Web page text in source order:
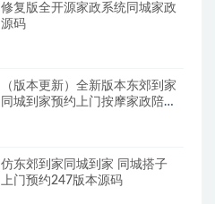
修复版全开源家政系统同城家政
源码
（版本更新）全新版本东郊到家
同城到家预约上门按摩家政陪玩
仿东郊到家同城到家 同城搭子
上门预约247版本源码